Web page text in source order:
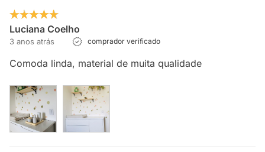
Luciana Coelho
3 anos atrás comprador verificado
Comoda linda, material de muita qualidade